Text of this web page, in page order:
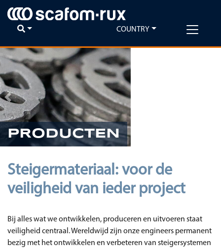
COUNTRY
Previous
PRODUCTEN
Steigermateriaal: voor de
veiligheid van ieder project
Bij alles wat we ontwikkelen, produceren en uitvoeren staat
veiligheid centraal. Wereldwijd zijn onze engineers permanent
bezig met het ontwikkelen en verbeteren van steigersystemen